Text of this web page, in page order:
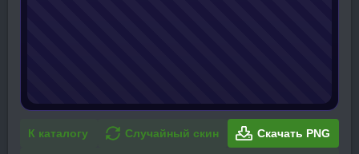
К каталогу Случайный скин Скачать PNG